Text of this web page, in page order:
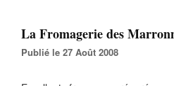
La Fromagerie des
Publié le 27 Août 2008